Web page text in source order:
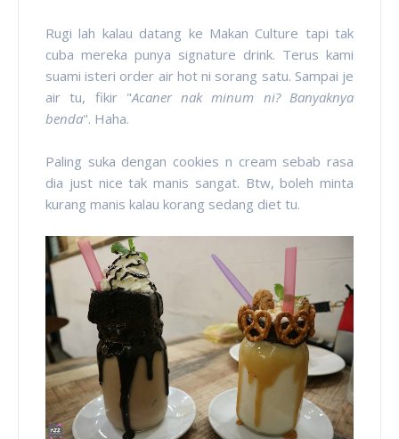
Rugi lah kalau datang ke Makan Culture tapi tak
cuba mereka punya signature drink. Terus kami
suami isteri order air hot ni sorang satu. Sampai je
air tu, fikir "Acaner nak minum ni? Banyaknya
benda". Haha.
Paling suka dengan cookies n cream sebab rasa
dia just nice tak manis sangat. Btw, boleh minta
kurang manis kalau korang sedang diet tu.